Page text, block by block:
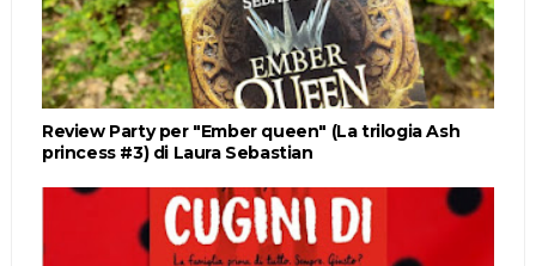
Review Party per "Ember queen" (La trilogia Ash
princess #3) di Laura Sebastian